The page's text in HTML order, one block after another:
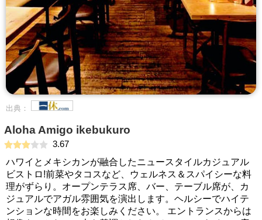
出典：
Aloha Amigo ikebukuro
3.67
ハワイとメキシカンが融合したニュースタイルカジュアル
ビストロ!前菜やタコスなど、ウェルネス＆スパイシーな料
理がずらり。オープンテラス席、バー、テーブル席が、カ
ジュアルでアガル雰囲気を演出します。ヘルシーでハイテ
ンションな時間をお楽しみください。 エントランスからは